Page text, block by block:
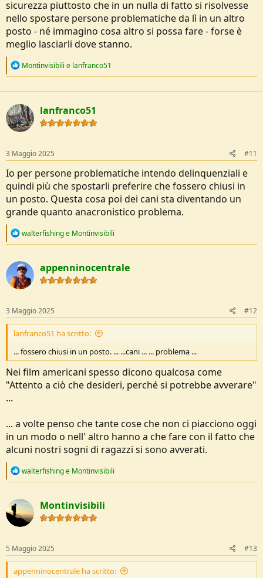
sicurezza piuttosto che in un nulla di fatto si risolvesse
nello spostare persone problematiche da lì in un altro
posto - né immagino cosa altro si possa fare - forse è
meglio lasciarli dove stanno.
R
c
t
i
o
n
Montinvisibili e lanfranco51
lanfranco51
3 Maggio 2025 #11
Io per persone problematiche intendo delinquenziali e
quindi più che spostarli preferire che fossero chiusi in
un posto. Questa cosa poi dei cani sta diventando un
grande quanto anacronistico problema.
R
c
t
i
o
s
:
walterfishinge Montinvisibili
appenninocentrale
3 Maggio 2025 #12
lanfranco51 ha scritto:
... fossero chiusi in un posto. ... ...cani ... ... problema ...
Nei film americani spesso dicono qualcosa come
"Attento a ciò che desideri, perché si potrebbe avverare"
...
... a volte penso che tante cose che non ci piacciono oggi
in un modo o nell' altro hanno a che fare con il fatto che
alcuni nostri sogni di ragazzi si sono avverati.
R
c
t
i
o
s
:
walterfishinge Montinvisibili
Montinvisibili
5 Maggio 2025 #13
appenninocentrale ha scritto: